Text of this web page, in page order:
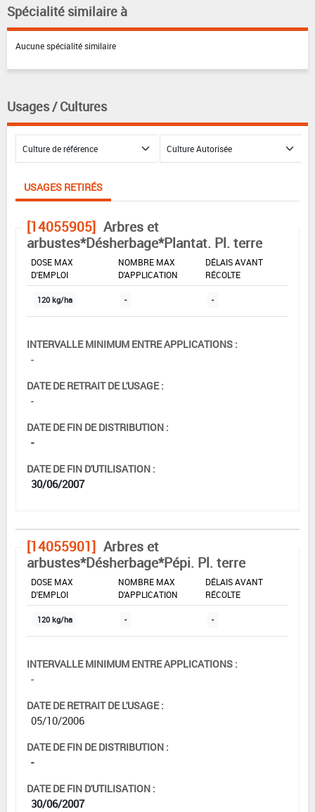
Spécialité similaire à
Aucune spécialité similaire
Usages / Cultures
USAGES RETIRÉS
[14055905] Arbres et
arbustes*Désherbage*Plantat. Pl. terre
DOSE MAX
D'EMPLOI
NOMBRE MAX
D'APPLICATION
DÉLAIS AVANT
RÉCOLTE
120 kg/ha - -
INTERVALLE MINIMUM ENTRE APPLICATIONS :
-
DATE DE RETRAIT DE L'USAGE :
-
DATE DE FIN DE DISTRIBUTION :
-
DATE DE FIN D'UTILISATION :
30/06/2007
[14055901] Arbres et
arbustes*Désherbage*Pépi. Pl. terre
DOSE MAX
D'EMPLOI
NOMBRE MAX
D'APPLICATION
DÉLAIS AVANT
RÉCOLTE
120 kg/ha - -
INTERVALLE MINIMUM ENTRE APPLICATIONS :
-
DATE DE RETRAIT DE L'USAGE :
05/10/2006
DATE DE FIN DE DISTRIBUTION :
-
DATE DE FIN D'UTILISATION :
30/06/2007